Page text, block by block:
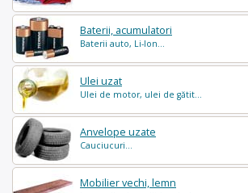
Baterii, acumulatori
Baterii auto, Li-Ion...
Ulei uzat
Ulei de motor, ulei de gătit...
Anvelope uzate
Cauciucuri...
Mobilier vechi, lemn